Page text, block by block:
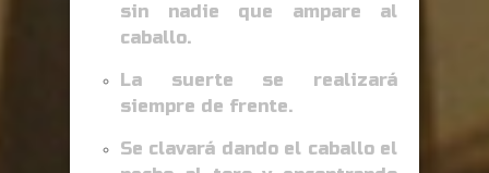
sin nadie que ampare al
caballo.
La suerte se realizará
siempre de frente.
Se clavará dando el caballo el